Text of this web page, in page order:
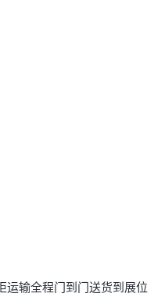
运输全程门到门送货到展位